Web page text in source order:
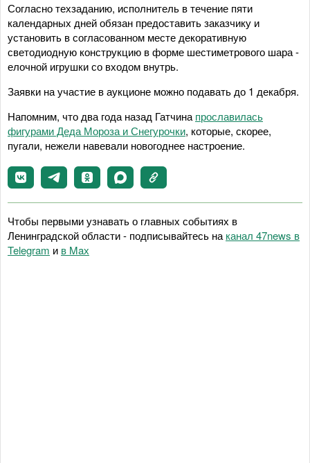
Согласно техзаданию, исполнитель в течение пяти
календарных дней обязан предоставить заказчику и
установить в согласованном месте декоративную
светодиодную конструкцию в форме шестиметрового шара -
елочной игрушки со входом внутрь.
Заявки на участие в аукционе можно подавать до 1 декабря.
Напомним, что два года назад Гатчина прославилась
фигурами Деда Мороза и Снегурочки, которые, скорее,
пугали, нежели навевали новогоднее настроение.
Чтобы первыми узнавать о главных событиях в
Ленинградской области - подписывайтесь на канал 47news в
Telegram и в Maх